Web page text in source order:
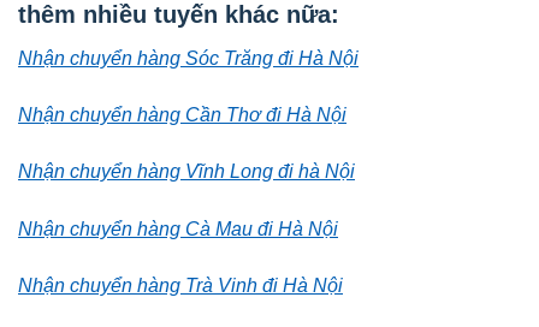
thêm nhiều tuyến khác nữa:
Nhận chuyển hàng Sóc Trăng đi Hà Nội
Nhận chuyển hàng Cần Thơ đi Hà Nội
Nhận chuyển hàng Vĩnh Long đi hà Nội
Nhận chuyển hàng Cà Mau đi Hà Nội
Nhận chuyển hàng Trà Vinh đi Hà Nội